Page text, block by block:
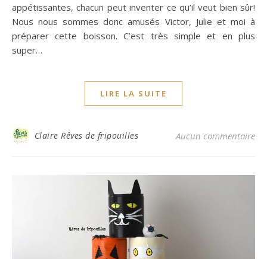
appétissantes, chacun peut inventer ce qu’il veut bien sûr!
Nous nous sommes donc amusés Victor, Julie et moi à
préparer cette boisson. C’est très simple et en plus
super…
LIRE LA SUITE
Claire Rêves de fripouilles Aucun commentaire